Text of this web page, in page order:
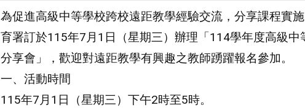
為促進高級中等學校跨校遠距教學經驗交流，分享課程實
育署訂於115年7月1日（星期三）辦理「114學年度高級
分享會」，歡迎對遠距教學有興趣之教師踴躍報名參加。
一、活動時間
115年7月1日（星期三）下午2時至5時。